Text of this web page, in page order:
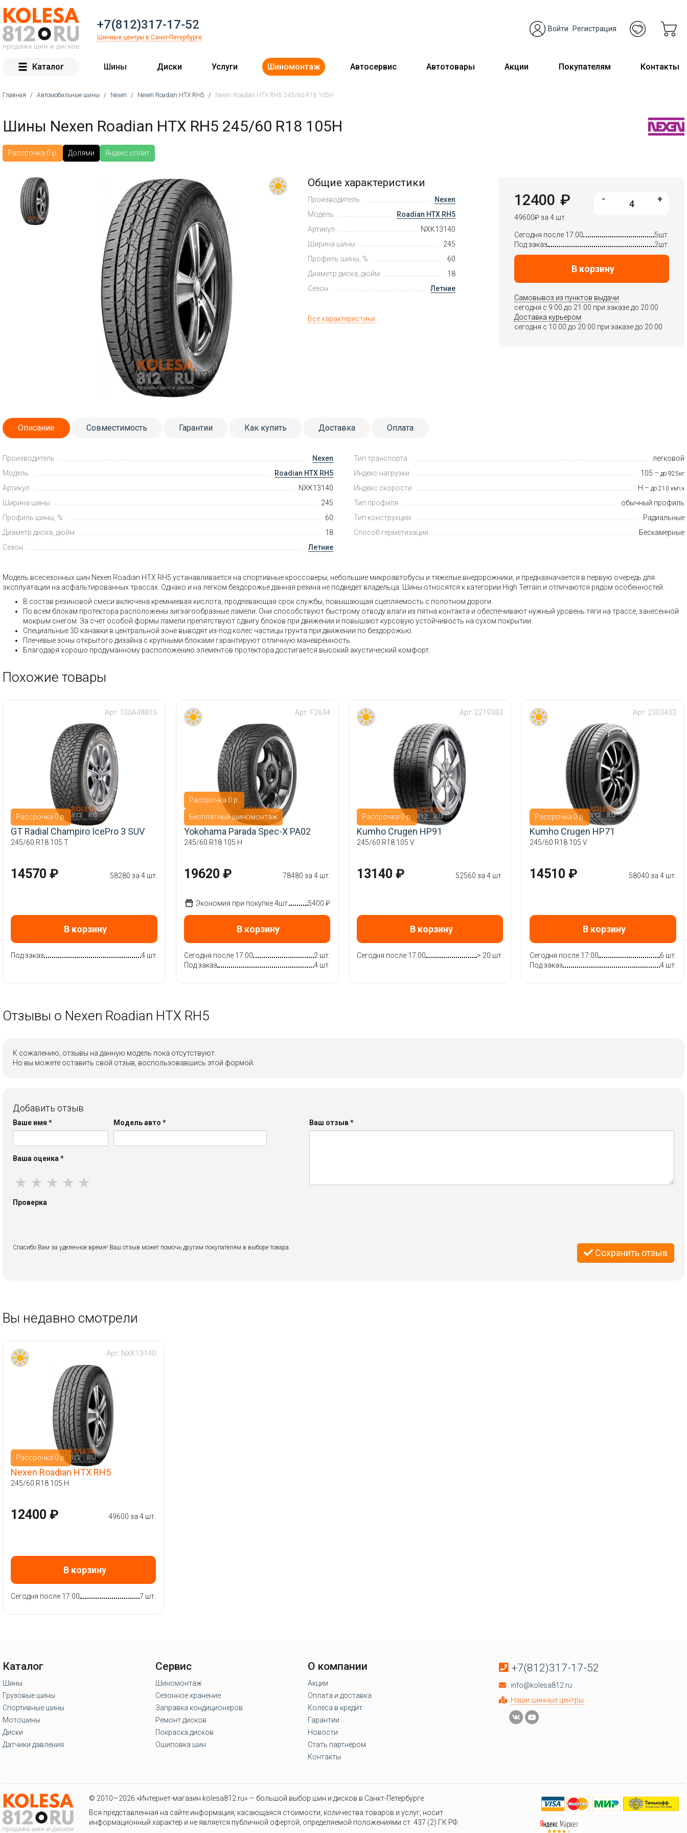
+7(812)317-17-52
Шинные центры в Санкт-Петербурге
Войти Регистрация
Каталог Шины Диски Услуги Шиномонтаж Автосервис Автотовары Акции Покупателям Контакты
Главная / Автомобильные шины / Nexen / Nexen Roadian HTX RH5 / Nexen Roadian HTX RH5 245/60 R18 105H
Шины Nexen Roadian HTX RH5 245/60 R18 105H
Рассрочка 0 р. Долями Яндекс.сплит
Общие характеристики
Производитель
Nexen
Модель
Roadian HTX RH5
Артикул
NXK13140
Ширина шины
245
Профиль шины, %
60
Диаметр диска, дюйм
18
Сезон
Летние
Все характеристики
12400 ₽
49600₽за 4 шт.
- +
Сегодня после 17:00
5шт.
Под заказ
2шт.
В корзину
Самовывоз из пунктов выдачи
сегодня c 9:00 до 21:00 при заказе до 20:00
Доставка курьером
сегодня c 10:00 до 20:00 при заказе до 20:00
Описание Совместимость Гарантии Как купить Доставка Оплата
Производитель
Nexen
Модель
Roadian HTX RH5
Артикул
NXK13140
Ширина шины
245
Профиль шины, %
60
Диаметр диска, дюйм
18
Сезон
Летние
Тип транспорта
легковой
Индекс нагрузки
105 – до 925кг
Индекс скорости H – до 210 км\ч
Тип профиля
обычный профиль
Тип конструкции
Радиальные
Способ герметизации
Бескамерные
Модель всесезонных шин Nexen Roadian HTX RH5 устанавливается на спортивные кроссоверы, небольшие микроавтобусы и тяжелые внедорожники, и предназначается в первую очередь для
эксплуатации на асфальтированных трассах. Однако и на легком бездорожье данная резина не подведет владельца. Шины относятся к категории High Terrain и отличаются рядом особенностей:
В состав резиновой смеси включена кремниевая кислота, продлевающая срок службы, повышающая сцепляемость с полотном дороги.
По всем блокам протектора расположены зигзагообразные ламели. Они способствуют быстрому отводу влаги из пятна контакта и обеспечивают нужный уровень тяги на трассе, занесенной
мокрым снегом. За счет особой формы ламели препятствуют сдвигу блоков при движении и повышают курсовую устойчивость на сухом покрытии.
Специальные 3D канавки в центральной зоне выводят из-под колес частицы грунта при движении по бездорожью.
Плечевые зоны открытого дизайна с крупными блоками гарантируют отличную маневренность.
Благодаря хорошо продуманному расположению элементов протектора достигается высокий акустический комфорт.
Похожие товары
Рассрочка 0 р.
Арт: 100A4881S
GT Radial Champiro IcePro 3 SUV
245/60 R18 105 T
14570 ₽ 58280 за 4 шт.
В корзину
Под заказ 4 шт.
Рассрочка 0 р.
Бесплатный шиномонтаж
Арт: F2634
Yokohama Parada Spec-X PA02
245/60 R18 105 H
19620 ₽ 78480 за 4 шт.
Экономия при покупке 4шт. 5400 ₽
В корзину
Сегодня после 17:00
2 шт.
Под заказ
4 шт.
Рассрочка 0 р.
Арт: 2219383
Kumho Crugen HP91
245/60 R18 105 V
13140 ₽ 52560 за 4 шт.
В корзину
Сегодня после 17:00 > 20 шт.
Рассрочка 0 р.
Арт: 2303433
Kumho Crugen HP71
245/60 R18 105 V
14510 ₽ 58040 за 4 шт.
В корзину
Сегодня после 17:00
6 шт.
Под заказ
4 шт.
Отзывы о Nexen Roadian HTX RH5
К сожалению, отзывы на данную модель пока отсутствуют.
Но вы можете оставить свой отзыв, воспользовавшись этой формой.
Добавить отзыв
Ваше имя * Модель авто*
Ваша оценка *
★ ★ ★ ★ ★
Ваш отзыв*
Проверка
Спасибо Вам за уделенное время! Ваш отзыв может помочь другим покупателям в выборе товара. Сохранить отзыв
Вы недавно смотрели
Рассрочка 0 р.
Арт: NXK13140
Nexen Roadian HTX RH5
245/60 R18 105 H
12400 ₽ 49600 за 4 шт.
В корзину
Сегодня после 17:00 7 шт.
Каталог
Шины
Грузовые шины
Спортивные шины
Мотошины
Диски
Датчики давления
Сервис
Шиномонтаж
Сезонное хранение
Заправка кондиционеров
Ремонт дисков
Покраска дисков
Ошиповка шин
О компании
Акции
Оплата и доставка
Колеса в кредит
Гарантии
Новости
Стать партнёром
Контакты
+7(812)317-17-52
info@kolesa812.ru
Наши шинные центры
© 2010—2026 «Интернет-магазин kolesa812.ru» — большой выбор шин и дисков в Санкт-Петербурге
Вся представленная на сайте информация, касающаяся стоимости, количества товаров и услуг, носит
информационный характер и не является публичной офертой, определяемой положениями ст. 437 (2) ГК РФ.